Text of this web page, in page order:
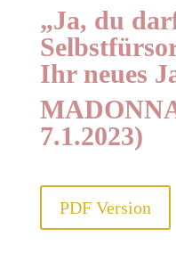
„Ja, du
Ihr neues
7.1.2023)
PDF Version